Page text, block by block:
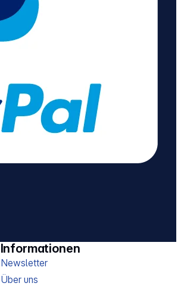
Informationen
Newsletter
Über uns